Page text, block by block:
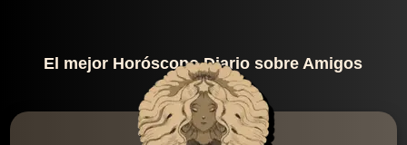
El mejor Horóscopo Diario sobre Amigos